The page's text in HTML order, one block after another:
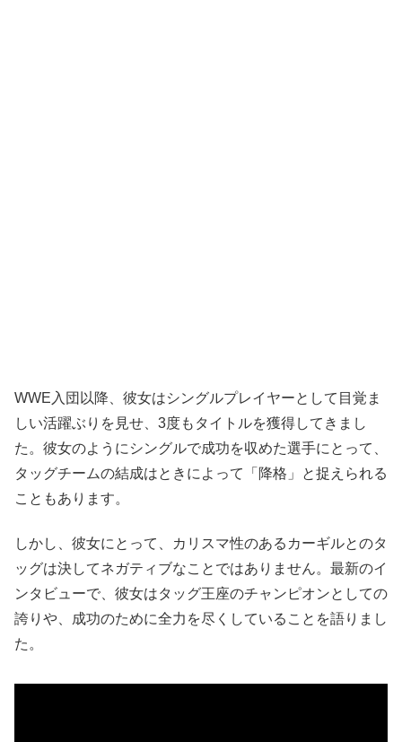
WWE入団以降、彼女はシングルプレイヤーとして目覚ま
しい活躍ぶりを見せ、3度もタイトルを獲得してきまし
た。彼女のようにシングルで成功を収めた選手にとって、
タッグチームの結成はときによって「降格」と捉えられる
こともあります。
しかし、彼女にとって、カリスマ性のあるカーギルとのタ
ッグは決してネガティブなことではありません。最新のイ
ンタビューで、彼女はタッグ王座のチャンピオンとしての
誇りや、成功のために全力を尽くしていることを語りまし
た。